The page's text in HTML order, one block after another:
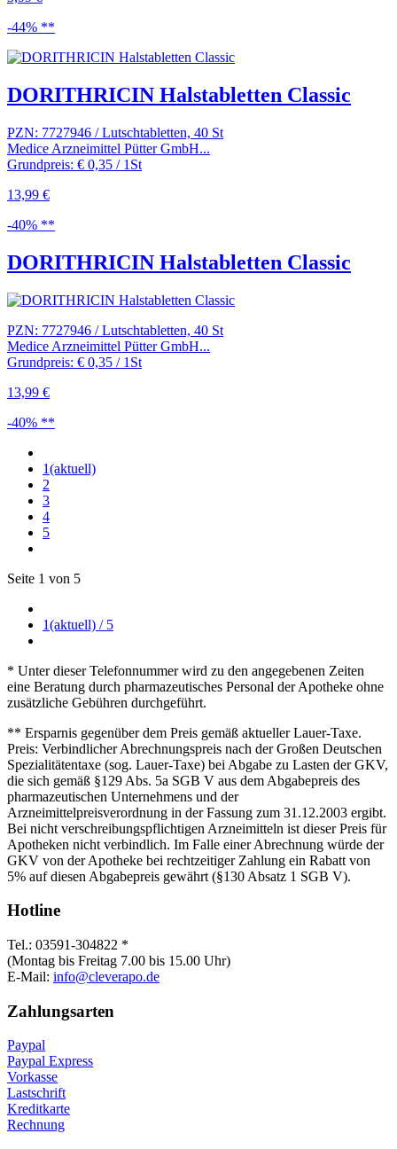
-44% **
DORITHRICIN Halstabletten Classic
PZN: 7727946 / Lutschtabletten, 40 St
Medice Arzneimittel Pütter GmbH...
Grundpreis: € 0,35 / 1St
13,99 €
-40% **
DORITHRICIN Halstabletten Classic
PZN: 7727946 / Lutschtabletten, 40 St
Medice Arzneimittel Pütter GmbH...
Grundpreis: € 0,35 / 1St
13,99 €
-40% **
1(aktuell)
2
3
4
5
Seite 1 von 5
1(aktuell) / 5
* Unter dieser Telefonnummer wird zu den angegebenen Zeiten
eine Beratung durch pharmazeutisches Personal der Apotheke ohne
zusätzliche Gebühren durchgeführt.
** Ersparnis gegenüber dem Preis gemäß aktueller Lauer-Taxe.
Preis: Verbindlicher Abrechnungspreis nach der Großen Deutschen
Spezialitätentaxe (sog. Lauer-Taxe) bei Abgabe zu Lasten der GKV,
die sich gemäß §129 Abs. 5a SGB V aus dem Abgabepreis des
pharmazeutischen Unternehmens und der
Arzneimittelpreisverordnung in der Fassung zum 31.12.2003 ergibt.
Bei nicht verschreibungspflichtigen Arzneimitteln ist dieser Preis für
Apotheken nicht verbindlich. Im Falle einer Abrechnung würde der
GKV von der Apotheke bei rechtzeitiger Zahlung ein Rabatt von
5% auf diesen Abgabepreis gewährt (§130 Absatz 1 SGB V).
Hotline
Tel.: 03591-304822 *
(Montag bis Freitag 7.00 bis 15.00 Uhr)
E-Mail: info@cleverapo.de
Zahlungsarten
Paypal
Paypal Express
Vorkasse
Lastschrift
Kreditkarte
Rechnung